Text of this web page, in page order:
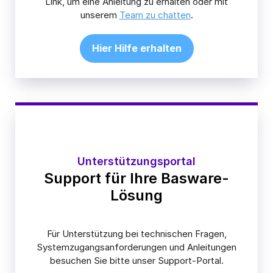
unserem Team zu chatten.
Hier Hilfe erhalten
Unterstützungsportal
Support für Ihre Basware-
Lösung
Für Unterstützung bei technischen Fragen,
Systemzugangsanforderungen und Anleitungen
besuchen Sie bitte unser Support-Portal.